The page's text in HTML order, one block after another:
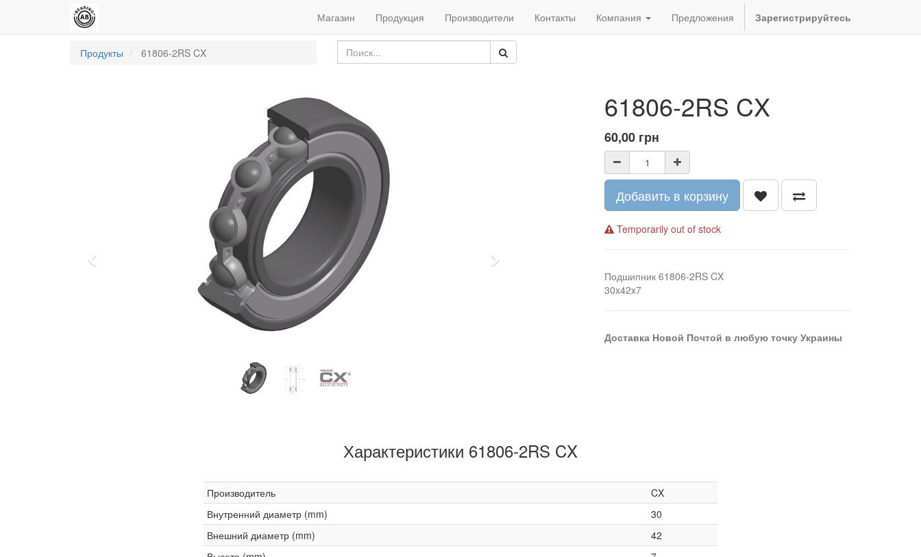
Магазин Продукция Производители Контакты Компания Предложения Зарегистрируйтесь
Продукты 61806-2RS CX
Next
61806-2RS CX
60,00 грн
Добавить в корзину
Temporarily out of stock
Подшипник 61806-2RS CX
30x42x7
Доставка Новой Почтой в любую точку Украины
Характеристики 61806-2RS CX
Производитель
CX
Внутренний диаметр (mm)
30
Внешний диаметр (mm)
42